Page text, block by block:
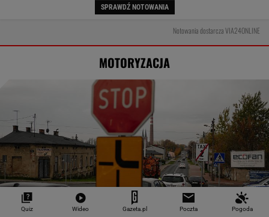
SPRAWDŹ NOTOWANIA
Notowania dostarcza VIA24ONLINE
MOTORYZACJA
Quiz Wideo Gazeta.pl Poczta Pogoda